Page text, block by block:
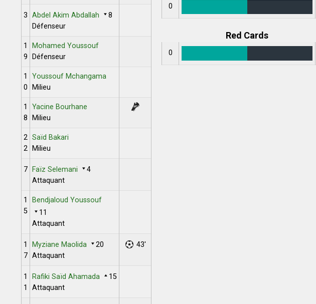
3 Abdel Akim Abdallah
8
Défenseur
1
9
Mohamed Youssouf
Défenseur
1
0
Youssouf Mchangama
Milieu
1
8
Yacine Bourhane
Milieu
2
2
Saïd Bakari
Milieu
7 Faïz Selemani
4
Attaquant
1
5
Bendjaloud Youssouf
11
Attaquant
1
7
Myziane Maolida
20
Attaquant
43'
1
1
Rafiki Saïd Ahamada
15
Attaquant
0
Red Cards
0